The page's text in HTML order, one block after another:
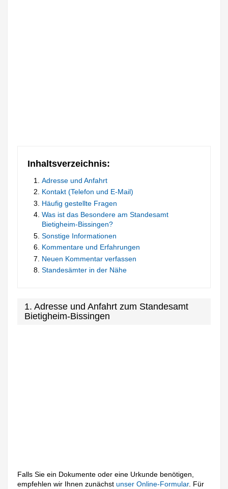
Inhaltsverzeichnis:
Adresse und Anfahrt
Kontakt (Telefon und E-Mail)
Häufig gestellte Fragen
Was ist das Besondere am Standesamt
Bietigheim-Bissingen?
Sonstige Informationen
Kommentare und Erfahrungen
Neuen Kommentar verfassen
Standesämter in der Nähe
1. Adresse und Anfahrt zum Standesamt
Bietigheim-Bissingen
Falls Sie ein Dokumente oder eine Urkunde benötigen,
empfehlen wir Ihnen zunächstunser Online-Formular. Für